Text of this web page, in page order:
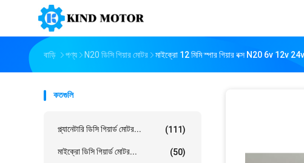
বাড়ি পণ্য N20 ডিসি গিয়ার মোটর মাইক্রো 12 মিমি স্পার গিয়ার বক্স N20 6v 12v
কতগুলি
প্ল্যানেটারি ডিসি গিয়ার্ড মোটর... (111)
মাইক্রো ডিসি গিয়ার্ড মোটর... (50)